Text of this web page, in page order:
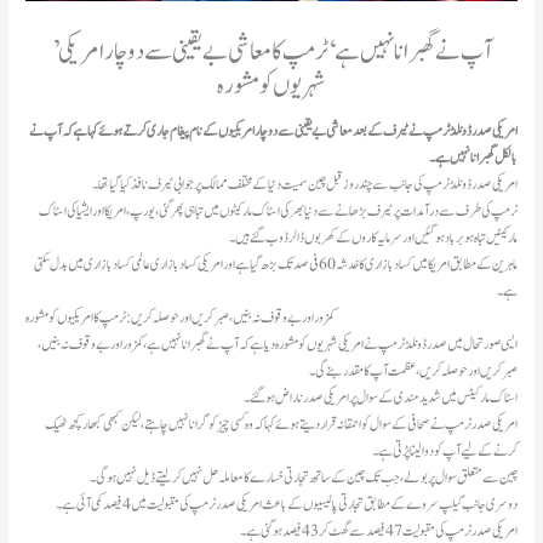
’ آپ نے گھبرانا نہیں ہے‘ ٹرمپ کا معاشی بے یقینی سے دوچار امریکی
شہریوں کو مشورہ
امریکی صدر ڈونلڈ ٹرمپ نے ٹیرف کے بعد معاشی بےیقینی سے دوچار امریکیوں کے نام پیغام جاری کرتے ہوئے کہا ہے کہ آپ نے
بالکل گھبرانا نہیں ہے۔
امریکی صدر ڈونلڈ ٹرمپ کی جانب سے چند روز قبل چین سمیت دنیا کے مختلف ممالک پر جوابی ٹیرف نافذ کیا گیا تھا۔
ٹرمپ کی طرف سے درآمدات پر ٹیرف بڑھانے سے دنیا بھر کی اسٹاک مارکیٹوں میں تباہی پھر گئی، یورپ، امریکا اور ایشیا کی اسٹاک
مارکیٹیں تباہ ہو برباد ہو گئیں اور سرمایہ کاروں کے کھربوں ڈالر ڈوب گئے ہیں۔
ماہرین کے مطابق امریکا میں کساد بازاری کا خدشہ 60 فی صد تک بڑھ گیا ہے اور امریکی کساد بازاری عالمی کساد بازاری میں بدل سکتی
ہے۔
کمزور اور بے وقوف نہ بنیں، صبرکریں اورحوصلہ کریں: ٹرمپ کا امریکیوں کو مشورہ
ایسی صورتحال میں صدر ڈونلڈ ٹرمپ نے امریکی شہریوں کو مشورہ دیا ہے کہ آپ نے گھبرانا نہیں ہے،کمزور اور بے وقوف نہ بنیں،
صبرکریں اورحوصلہ کریں ،عظمت آپ کا مقدر بنے گی۔
اسٹاک مارکیٹس میں شدید مندی کےسوال پر امریکی صدر ناراض ہوگئے۔
امریکی صدر ٹرمپ نے صحافی کے سوال کو احمقانہ قرار دیتے ہوئے کہا کہ وہ کسی چیز کو گرانا نہیں چاہتے ، لیکن کبھی کبھار کچھ ٹھیک
کرنے کے لیے آپ کو دوا لینا پڑتی ہے۔
چین سے متعلق سوال پربولے،جب تک چین کے ساتھ تجارتی خسارے کا معاملہ حل نہیں کرلیتے ڈیل نہیں ہوگی۔
دوسری جانب گیلپ سروے کے مطابق تجارتی پالیسیوں کے باعث امریکی صدر ٹرمپ کی مقبولیت میں 4 فیصد کمی آئی ہے۔
امریکی صدر ٹرمپ کی مقبولیت 47 فیصد سے گھٹ کر 43 فیصد ہوگئی ہے۔